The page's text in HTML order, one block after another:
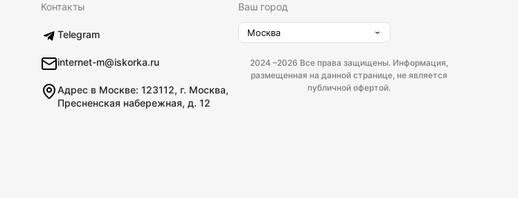
Контакты
Telegram
internet-m@iskorka.ru
Адрес в Москве: 123112, г. Москва,
Пресненская набережная, д. 12
Ваш город
Москва
2024 –2026 Все права защищены. Информация,
размещенная на данной странице, не является
публичной офертой.